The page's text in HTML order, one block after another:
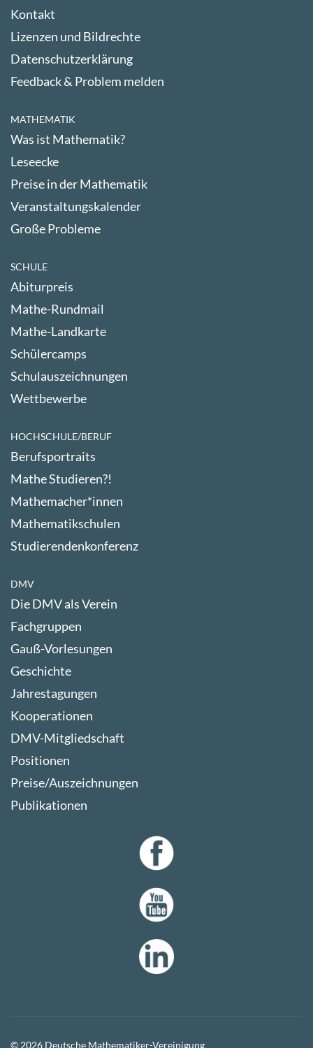
Kontakt
Lizenzen und Bildrechte
Datenschutzerklärung
Feedback & Problem melden
MATHEMATIK
Was ist Mathematik?
Leseecke
Preise in der Mathematik
Veranstaltungskalender
Große Probleme
SCHULE
Abiturpreis
Mathe-Rundmail
Mathe-Landkarte
Schülercamps
Schulauszeichnungen
Wettbewerbe
HOCHSCHULE/BERUF
Berufsportraits
Mathe Studieren?!
Mathemacher*innen
Mathematikschulen
Studierendenkonferenz
DMV
Die DMV als Verein
Fachgruppen
Gauß-Vorlesungen
Geschichte
Jahrestagungen
Kooperationen
DMV-Mitgliedschaft
Positionen
Preise/Auszeichnungen
Publikationen
© 2026 Deutsche Mathematiker-Vereinigung